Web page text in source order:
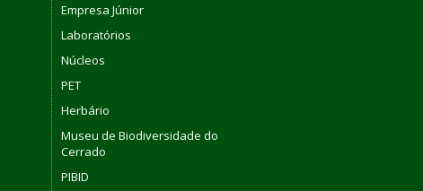
Empresa Júnior
Laboratórios
Núcleos
PET
Herbário
Museu de Biodiversidade do
Cerrado
PIBID